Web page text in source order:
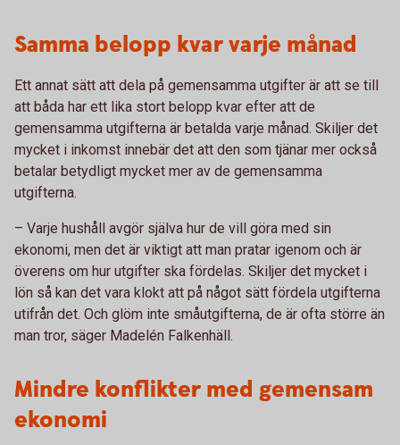
Samma belopp kvar varje månad
Ett annat sätt att dela på gemensamma utgifter är att se till
att båda har ett lika stort belopp kvar efter att de
gemensamma utgifterna är betalda varje månad. Skiljer det
mycket i inkomst innebär det att den som tjänar mer också
betalar betydligt mycket mer av de gemensamma
utgifterna.
– Varje hushåll avgör själva hur de vill göra med sin
ekonomi, men det är viktigt att man pratar igenom och är
överens om hur utgifter ska fördelas. Skiljer det mycket i
lön så kan det vara klokt att på något sätt fördela utgifterna
utifrån det. Och glöm inte småutgifterna, de är ofta större än
man tror, säger Madelén Falkenhäll.
Mindre konflikter med gemensam
ekonomi